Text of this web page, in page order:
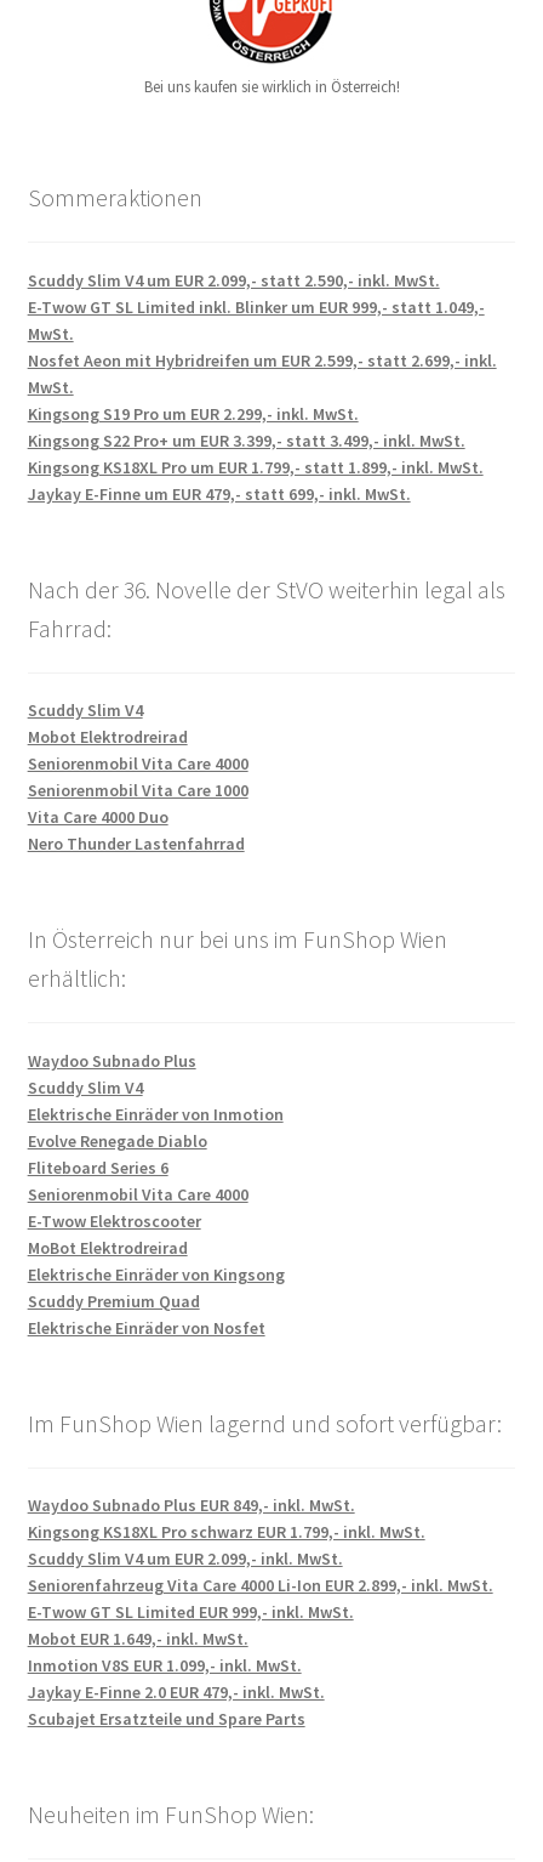
Bei uns kaufen sie wirklich in Österreich!
Sommeraktionen
Scuddy Slim V4 um EUR 2.099,- statt 2.590,- inkl. MwSt.
E-Twow GT SL Limited inkl. Blinker um EUR 999,- statt 1.049,-
MwSt.
Nosfet Aeon mit Hybridreifen um EUR 2.599,- statt 2.699,- inkl.
MwSt.
Kingsong S19 Pro um EUR 2.299,- inkl. MwSt.
Kingsong S22 Pro+ um EUR 3.399,- statt 3.499,- inkl. MwSt.
Kingsong KS18XL Pro um EUR 1.799,- statt 1.899,- inkl. MwSt.
Jaykay E-Finne um EUR 479,- statt 699,- inkl. MwSt.
Nach der 36. Novelle der StVO weiterhin legal als
Fahrrad:
Scuddy Slim V4
Mobot Elektrodreirad
Seniorenmobil Vita Care 4000
Seniorenmobil Vita Care 1000
Vita Care 4000 Duo
Nero Thunder Lastenfahrrad
In Österreich nur bei uns im FunShop Wien
erhältlich:
Waydoo Subnado Plus
Scuddy Slim V4
Elektrische Einräder von Inmotion
Evolve Renegade Diablo
Fliteboard Series 6
Seniorenmobil Vita Care 4000
E-Twow Elektroscooter
MoBot Elektrodreirad
Elektrische Einräder von Kingsong
Scuddy Premium Quad
Elektrische Einräder von Nosfet
Im FunShop Wien lagernd und sofort verfügbar:
Waydoo Subnado Plus EUR 849,- inkl. MwSt.
Kingsong KS18XL Pro schwarz EUR 1.799,- inkl. MwSt.
Scuddy Slim V4 um EUR 2.099,- inkl. MwSt.
Seniorenfahrzeug Vita Care 4000 Li-Ion EUR 2.899,- inkl. MwSt.
E-Twow GT SL Limited EUR 999,- inkl. MwSt.
Mobot EUR 1.649,- inkl. MwSt.
Inmotion V8S EUR 1.099,- inkl. MwSt.
Jaykay E-Finne 2.0 EUR 479,- inkl. MwSt.
Scubajet Ersatzteile und Spare Parts
Neuheiten im FunShop Wien: